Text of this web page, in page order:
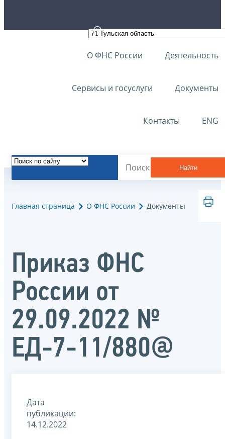
О ФНС России Деятельность
Сервисы и госуслуги Документы
Контакты ENG
Найти
Главная страница О ФНС России Документы
Приказ ФНС
России от
29.09.2022 №
ЕД-7-11/880@
Дата
публикации:
14.12.2022